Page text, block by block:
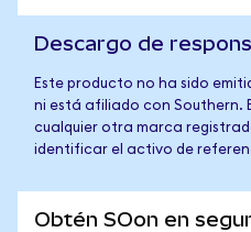
Descargo de
Este producto no ha sido
ni está afiliado con Southern.
cualquier otra marca
identificar el activo de
Obtén SOon en